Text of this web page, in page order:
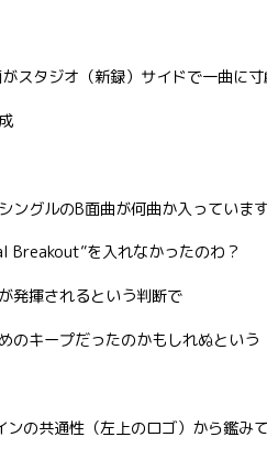
スタジオ（新録）サイドで一曲に
ングルのB面曲が何曲か入っていま
を入れなかったのわ？
発揮されるという判断で
のキープだったのかもしれぬという
の共通性（左上のロゴ）から鑑み